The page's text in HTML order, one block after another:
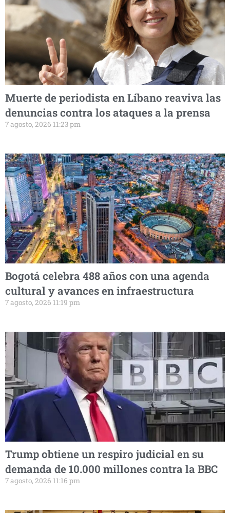
Muerte de periodista en Líbano reaviva las
denuncias contra los ataques a la prensa
7 agosto, 2026 11:23 pm
Bogotá celebra 488 años con una agenda
cultural y avances en infraestructura
7 agosto, 2026 11:19 pm
Trump obtiene un respiro judicial en su
demanda de 10.000 millones contra la BBC
7 agosto, 2026 11:16 pm